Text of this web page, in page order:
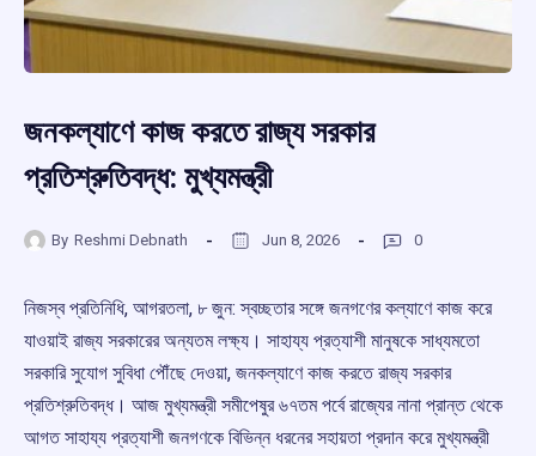
জনকল্যাণে কাজ করতে রাজ্য সরকার
প্রতিশ্রুতিবদ্ধ: মুখ্যমন্ত্রী
By Reshmi Debnath Jun 8, 2026 0
নিজস্ব প্রতিনিধি, আগরতলা, ৮ জুন: স্বচ্ছতার সঙ্গে জনগণের কল্যাণে কাজ করে
যাওয়াই রাজ্য সরকারের অন্যতম লক্ষ্য। সাহায্য প্রত্যাশী মানুষকে সাধ্যমতো
সরকারি সুযোগ সুবিধা পৌঁছে দেওয়া, জনকল্যাণে কাজ করতে রাজ্য সরকার
প্রতিশ্রুতিবদ্ধ। আজ মুখ্যমন্ত্রী সমীপেষুর ৬৭তম পর্বে রাজ্যের নানা প্রান্ত থেকে
আগত সাহায্য প্রত্যাশী জনগণকে বিভিন্ন ধরনের সহায়তা প্রদান করে মুখ্যমন্ত্রী